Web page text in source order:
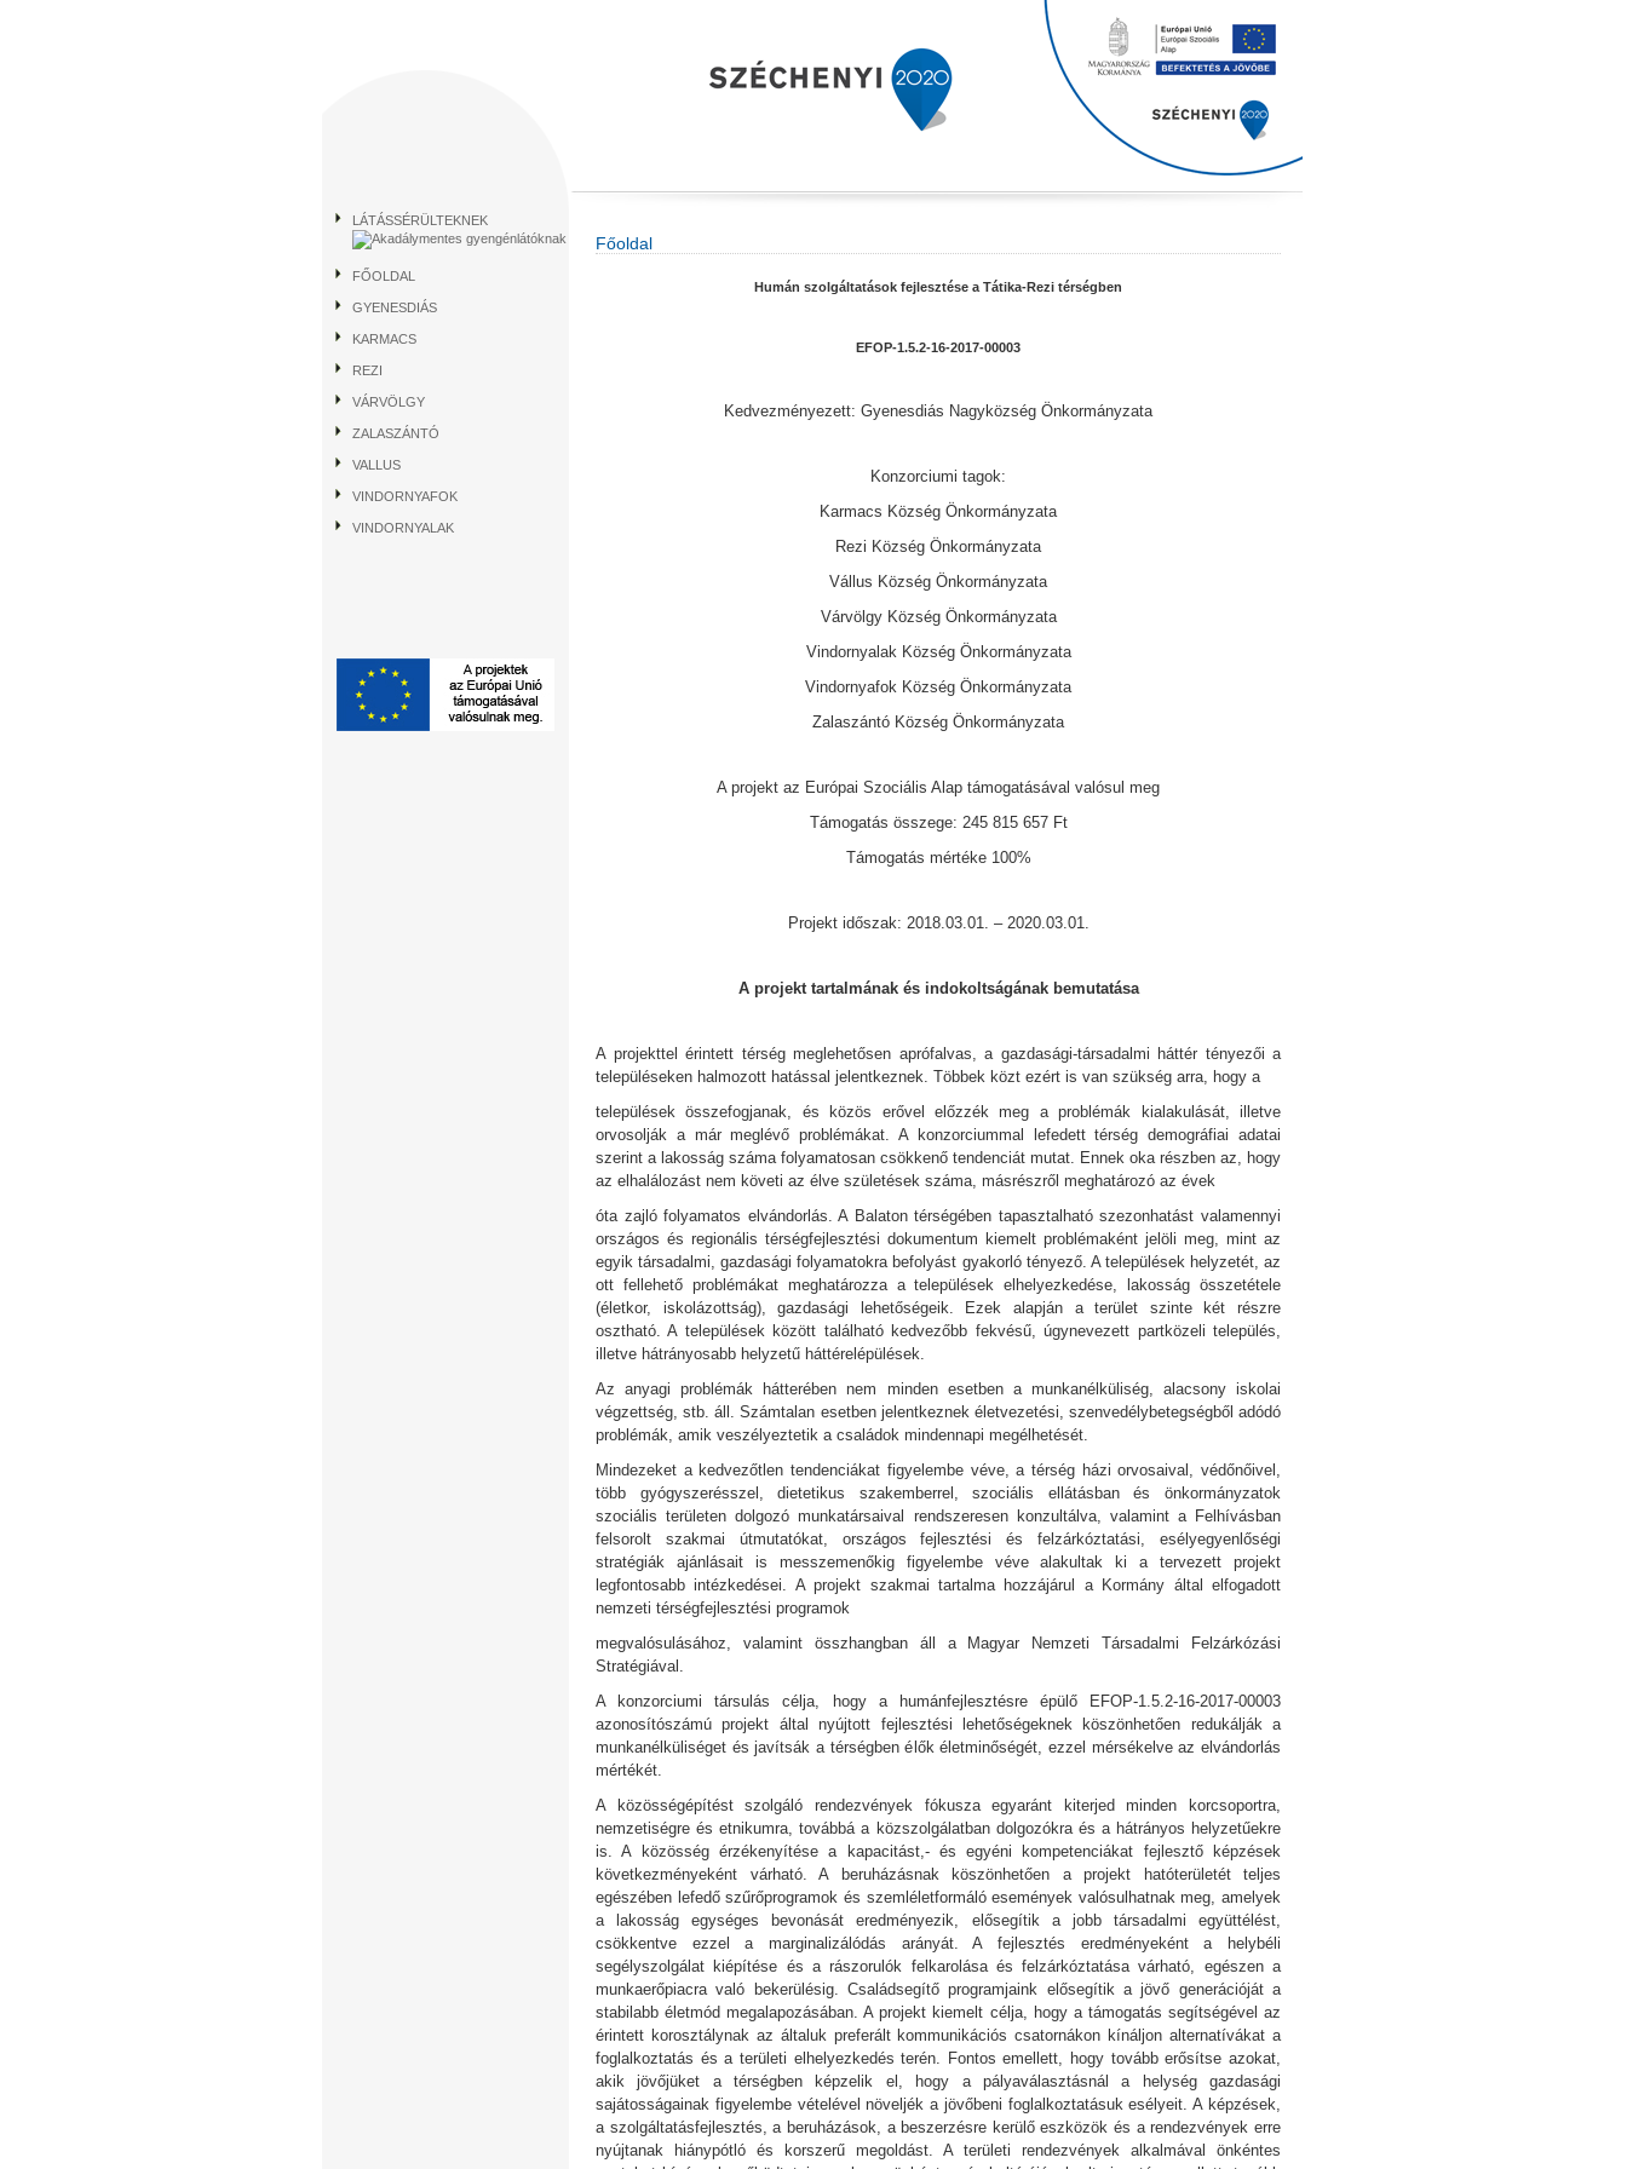
LÁTÁSSÉRÜLTEKNEK
FŐOLDAL
GYENESDIÁS
KARMACS
REZI
VÁRVÖLGY
ZALASZÁNTÓ
VALLUS
VINDORNYAFOK
VINDORNYALAK
Főoldal
Humán szolgáltatások fejlesztése a Tátika-Rezi térségben
EFOP-1.5.2-16-2017-00003
Kedvezményezett: Gyenesdiás Nagyközség Önkormányzata
Konzorciumi tagok:
Karmacs Község Önkormányzata
Rezi Község Önkormányzata
Vállus Község Önkormányzata
Várvölgy Község Önkormányzata
Vindornyalak Község Önkormányzata
Vindornyafok Község Önkormányzata
Zalaszántó Község Önkormányzata
A projekt az Európai Szociális Alap támogatásával valósul meg
Támogatás összege: 245 815 657 Ft
Támogatás mértéke 100%
Projekt időszak: 2018.03.01. – 2020.03.01.
A projekt tartalmának és indokoltságának bemutatása
A projekttel érintett térség meglehetősen aprófalvas, a gazdasági-társadalmi háttér tényezői a
településeken halmozott hatással jelentkeznek. Többek közt ezért is van szükség arra, hogy a
települések összefogjanak, és közös erővel előzzék meg a problémák kialakulását, illetve
orvosolják a már meglévő problémákat. A konzorciummal lefedett térség demográfiai adatai
szerint a lakosság száma folyamatosan csökkenő tendenciát mutat. Ennek oka részben az, hogy
az elhalálozást nem követi az élve születések száma, másrészről meghatározó az évek
óta zajló folyamatos elvándorlás. A Balaton térségében tapasztalható szezonhatást valamennyi
országos és regionális térségfejlesztési dokumentum kiemelt problémaként jelöli meg, mint az
egyik társadalmi, gazdasági folyamatokra befolyást gyakorló tényező. A települések helyzetét, az
ott fellehető problémákat meghatározza a települések elhelyezkedése, lakosság összetétele
(életkor, iskolázottság), gazdasági lehetőségeik. Ezek alapján a terület szinte két részre
osztható. A települések között található kedvezőbb fekvésű, úgynevezett partközeli település,
illetve hátrányosabb helyzetű háttérelépülések.
Az anyagi problémák hátterében nem minden esetben a munkanélküliség, alacsony iskolai
végzettség, stb. áll. Számtalan esetben jelentkeznek életvezetési, szenvedélybetegségből adódó
problémák, amik veszélyeztetik a családok mindennapi megélhetését.
Mindezeket a kedvezőtlen tendenciákat figyelembe véve, a térség házi orvosaival, védőnőivel,
több gyógyszerésszel, dietetikus szakemberrel, szociális ellátásban és önkormányzatok
szociális területen dolgozó munkatársaival rendszeresen konzultálva, valamint a Felhívásban
felsorolt szakmai útmutatókat, országos fejlesztési és felzárkóztatási, esélyegyenlőségi
stratégiák ajánlásait is messzemenőkig figyelembe véve alakultak ki a tervezett projekt
legfontosabb intézkedései. A projekt szakmai tartalma hozzájárul a Kormány által elfogadott
nemzeti térségfejlesztési programok
megvalósulásához, valamint összhangban áll a Magyar Nemzeti Társadalmi Felzárkózási
Stratégiával.
A konzorciumi társulás célja, hogy a humánfejlesztésre épülő EFOP-1.5.2-16-2017-00003
azonosítószámú projekt által nyújtott fejlesztési lehetőségeknek köszönhetően redukálják a
munkanélküliséget és javítsák a térségben élők életminőségét, ezzel mérsékelve az elvándorlás
mértékét.
A közösségépítést szolgáló rendezvények fókusza egyaránt kiterjed minden korcsoportra,
nemzetiségre és etnikumra, továbbá a közszolgálatban dolgozókra és a hátrányos helyzetűekre
is. A közösség érzékenyítése a kapacitást,- és egyéni kompetenciákat fejlesztő képzések
következményeként várható. A beruházásnak köszönhetően a projekt hatóterületét teljes
egészében lefedő szűrőprogramok és szemléletformáló események valósulhatnak meg, amelyek
a lakosság egységes bevonását eredményezik, elősegítik a jobb társadalmi együttélést,
csökkentve ezzel a marginalizálódás arányát. A fejlesztés eredményeként a helybéli
segélyszolgálat kiépítése és a rászorulók felkarolása és felzárkóztatása várható, egészen a
munkaerőpiacra való bekerülésig. Családsegítő programjaink elősegítik a jövő generációját a
stabilabb életmód megalapozásában. A projekt kiemelt célja, hogy a támogatás segítségével az
érintett korosztálynak az általuk preferált kommunikációs csatornákon kínáljon alternatívákat a
foglalkoztatás és a területi elhelyezkedés terén. Fontos emellett, hogy tovább erősítse azokat,
akik jövőjüket a térségben képzelik el, hogy a pályaválasztásnál a helység gazdasági
sajátosságainak figyelembe vételével növeljék a jövőbeni foglalkoztatásuk esélyeit. A képzések,
a szolgáltatásfejlesztés, a beruházások, a beszerzésre kerülő eszközök és a rendezvények erre
nyújtanak hiánypótló és korszerű megoldást. A területi rendezvények alkalmával önkéntes